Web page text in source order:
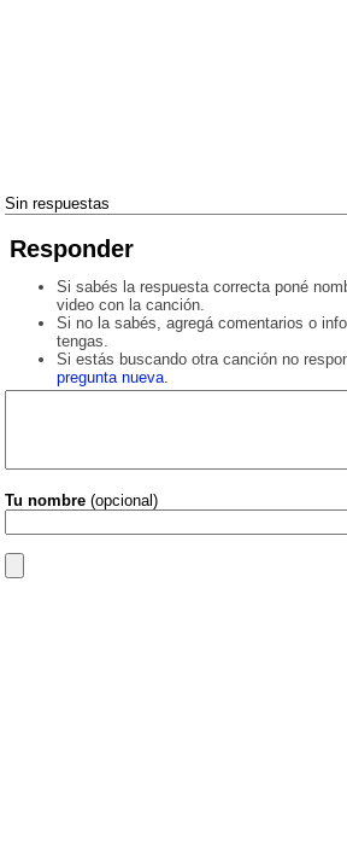
Sin respuestas
Responder
Si sabés la respuesta correcta poné
video con la canción.
Si no la sabés, agregá comentarios o
tengas.
Si estás buscando otra canción no
pregunta nueva.
Tu nombre (opcional)